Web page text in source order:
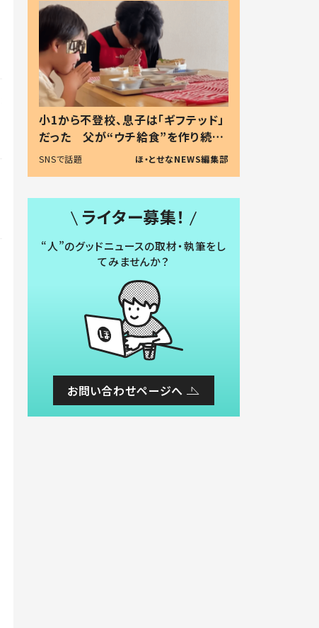
小1から不登校、息子は「ギフテッド」
だった 父が“ウチ給食”を作り続け
る理由とは #令和の親 #令和の子
SNSで話題 ほ・とせなNEWS編集部
ライター募集！
“人”のグッドニュースの取材・執筆をし
てみませんか？
お問い合わせページへ